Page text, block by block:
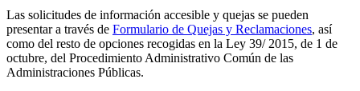
Las solicitudes de información accesible y quejas se pueden
presentar a través de Formulario de Quejas y Reclamaciones, así
como del resto de opciones recogidas en la Ley 39/ 2015, de 1 de
octubre, del Procedimiento Administrativo Común de las
Administraciones Públicas.